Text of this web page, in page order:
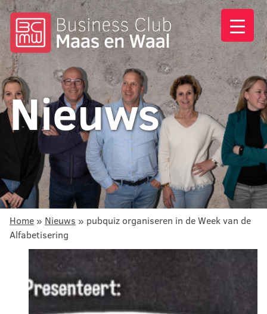
Nieuws
Home » Nieuws » pubquiz organiseren in de Week van de
Alfabetisering